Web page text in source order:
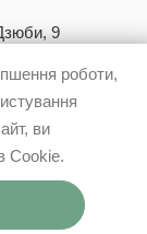
9
роботи,
ви
Cookie.